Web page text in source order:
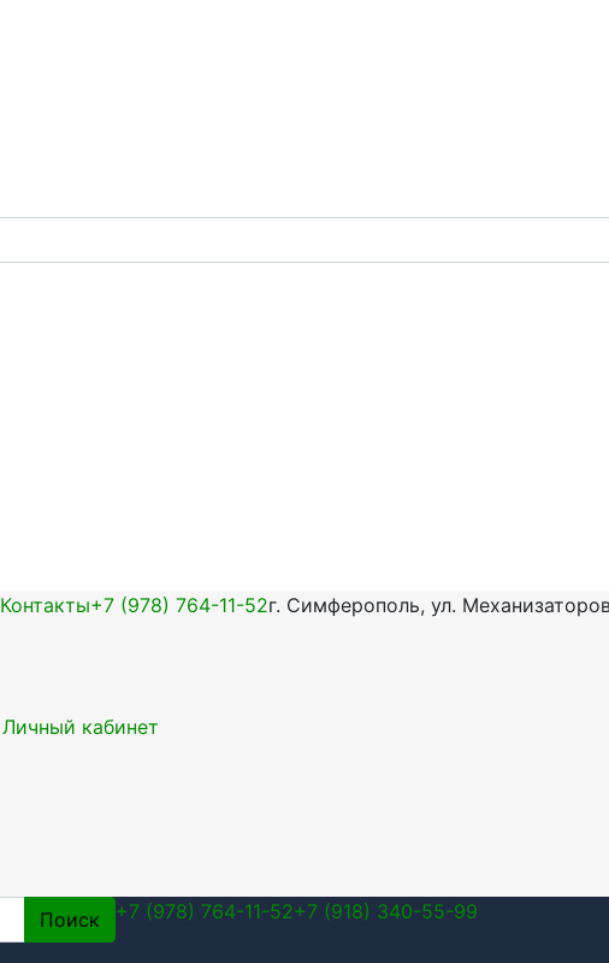
Контакты+7 (978) 764-11-52г. Симферополь, ул.
Личный кабинет
Поиск +7 (978) 764-11-52+7 (918) 340-55-99